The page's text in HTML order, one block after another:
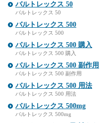
バルトレックス 50
バルトレックス 50
バルトレックス 500
バルトレックス 500
バルトレックス 500 購入
バルトレックス 500 購入
バルトレックス 500 副作用
バルトレックス 500 副作用
バルトレックス 500 用法
バルトレックス 500 用法
バルトレックス 500mg
バルトレックス 500mg